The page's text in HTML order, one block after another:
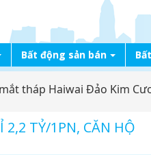
Bất động sản bán
tháp Haiwai Đảo Kim
TỶ/1PN, CĂN HỘ